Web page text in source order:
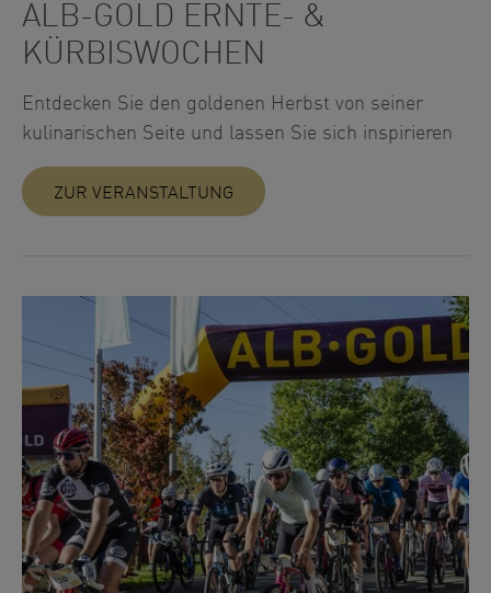
ALB-GOLD ERNTE- &
KÜRBISWOCHEN
Entdecken Sie den goldenen Herbst von seiner
kulinarischen Seite und lassen Sie sich inspirieren
ZUR VERANSTALTUNG